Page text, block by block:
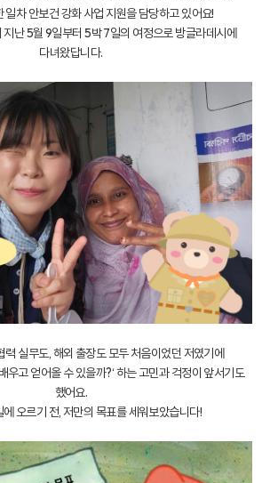
일차 안보건 강화 사업 지원을 담당하고 있어요!
지난 5월 9일부터 5박 7일의 여정으로 방글라데시에
다녀왔답니다.
력 실무도, 해외 출장도 모두 처음이었던 저였기에
우고 얻어올 수 있을까?‘ 하는 고민과 걱정이 앞서기도
했어요.
오르기 전, 저만의 목표를 세워보았습니다!